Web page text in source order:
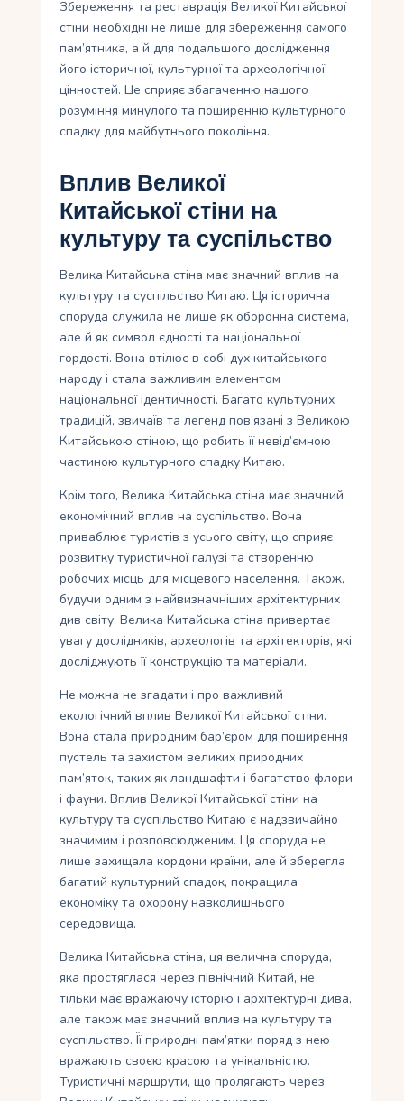
Збереження та реставрація Великої Китайської
стіни необхідні не лише для збереження самого
пам’ятника, а й для подальшого дослідження
його історичної, культурної та археологічної
цінностей. Це сприяє збагаченню нашого
розуміння минулого та поширенню культурного
спадку для майбутнього покоління.
Вплив Великої
Китайської стіни на
культуру та суспільство
Велика Китайська стіна має значний вплив на
культуру та суспільство Китаю. Ця історична
споруда служила не лише як оборонна система,
але й як символ єдності та національної
гордості. Вона втілює в собі дух китайського
народу і стала важливим елементом
національної ідентичності. Багато культурних
традицій, звичаїв та легенд пов’язані з Великою
Китайською стіною, що робить її невід’ємною
частиною культурного спадку Китаю.
Крім того, Велика Китайська стіна має значний
економічний вплив на суспільство. Вона
приваблює туристів з усього світу, що сприяє
розвитку туристичної галузі та створенню
робочих місць для місцевого населення. Також,
будучи одним з найвизначніших архітектурних
див світу, Велика Китайська стіна привертає
увагу дослідників, археологів та архітекторів, які
досліджують її конструкцію та матеріали.
Не можна не згадати і про важливий
екологічний вплив Великої Китайської стіни.
Вона стала природним бар’єром для поширення
пустель та захистом великих природних
пам’яток, таких як ландшафти і багатство флори
і фауни. Вплив Великої Китайської стіни на
культуру та суспільство Китаю є надзвичайно
значимим і розповсюдженим. Ця споруда не
лише захищала кордони країни, але й зберегла
багатий культурний спадок, покращила
економіку та охорону навколишнього
середовища.
Велика Китайська стіна, ця велична споруда,
яка простяглася через північний Китай, не
тільки має вражаючу історію і архітектурні дива,
але також має значний вплив на культуру та
суспільство. Її природні пам’ятки поряд з нею
вражають своєю красою та унікальністю.
Туристичні маршрути, що пролягають через